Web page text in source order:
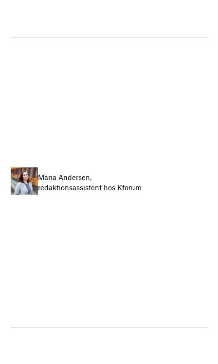
Maria Andersen,
redaktionsassistent hos Kforum